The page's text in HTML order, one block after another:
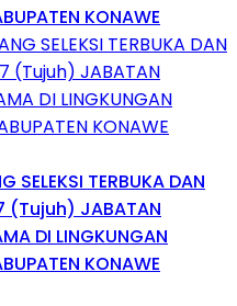
KONAWE
SELEKSI TERBUKA DAN
(Tujuh) JABATAN
DI LINGKUNGAN
KONAWE